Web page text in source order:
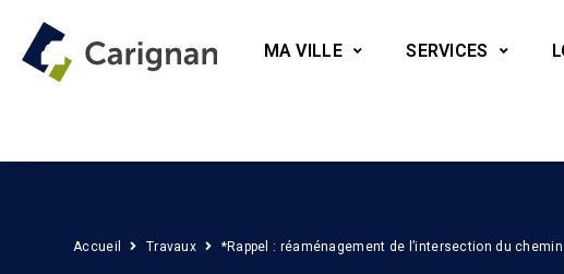
MA VILLE SERVICES
Accueil Travaux *Rappel : réaménagement de l’intersection du